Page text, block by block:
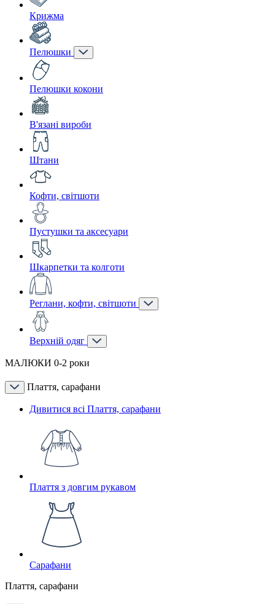
Крижма
Пелюшки
Пелюшки кокони
В'язані вироби
Штани
Кофти, світшоти
Пустушки та аксесуари
Шкарпетки та колготи
Реглани, кофти, світшоти
Верхній одяг
МАЛЮКИ 0-2 роки
Плаття, сарафани
Дивитися всі Плаття, сарафани
Плаття з довгим рукавом
Сарафани
Плаття, сарафани